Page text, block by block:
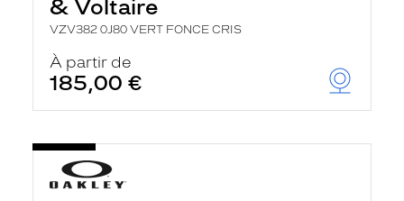
& Voltaire
VZV382 0J80 VERT FONCE CRIS
À partir de
185,00 €